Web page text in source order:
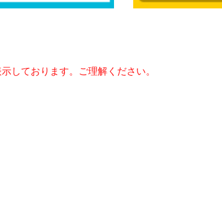
しております。ご理解ください。